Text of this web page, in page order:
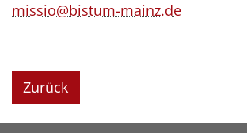
missio@bistum-mainz.de
Zurück